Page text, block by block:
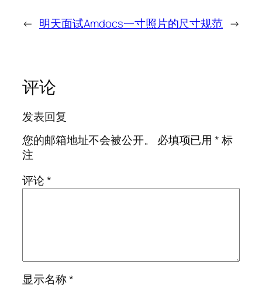
← 明天面试Amdocs一寸照片的尺寸规范 →
评论
发表回复
您的邮箱地址不会被公开。
必填项已用*标
注
评论*
显示名称*